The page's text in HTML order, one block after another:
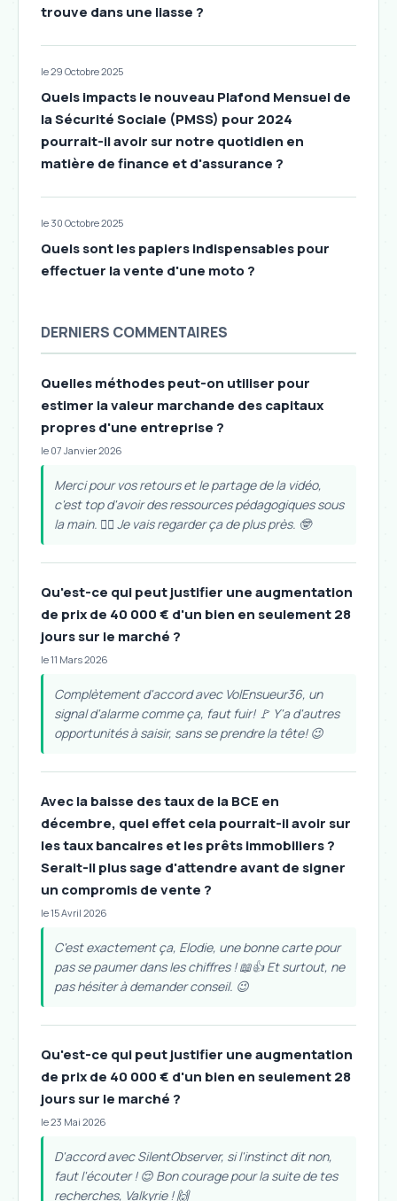
trouve dans une liasse ?
le 29 Octobre 2025
Quels impacts le nouveau Plafond Mensuel de
la Sécurité Sociale (PMSS) pour 2024
pourrait-il avoir sur notre quotidien en
matière de finance et d'assurance ?
le 30 Octobre 2025
Quels sont les papiers indispensables pour
effectuer la vente d'une moto ?
DERNIERS COMMENTAIRES
Quelles méthodes peut-on utiliser pour
estimer la valeur marchande des capitaux
propres d'une entreprise ?
le 07 Janvier 2026
Merci pour vos retours et le partage de la vidéo,
c'est top d'avoir des ressources pédagogiques sous
la main. 👍🏻 Je vais regarder ça de plus près. 🤓
Qu'est-ce qui peut justifier une augmentation
de prix de 40 000 € d'un bien en seulement 28
jours sur le marché ?
le 11 Mars 2026
Complètement d'accord avec VolEnsueur36, un
signal d'alarme comme ça, faut fuir! 🚩 Y'a d'autres
opportunités à saisir, sans se prendre la tête! 😉
Avec la baisse des taux de la BCE en
décembre, quel effet cela pourrait-il avoir sur
les taux bancaires et les prêts immobiliers ?
Serait-il plus sage d'attendre avant de signer
un compromis de vente ?
le 15 Avril 2026
C'est exactement ça, Elodie, une bonne carte pour
pas se paumer dans les chiffres ! 📖👍 Et surtout, ne
pas hésiter à demander conseil. 😉
Qu'est-ce qui peut justifier une augmentation
de prix de 40 000 € d'un bien en seulement 28
jours sur le marché ?
le 23 Mai 2026
D'accord avec SilentObserver, si l'instinct dit non,
faut l'écouter ! 😌 Bon courage pour la suite de tes
recherches, Valkyrie ! 🙌